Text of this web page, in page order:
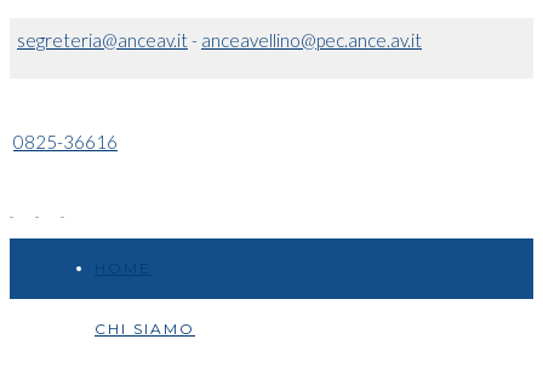
segreteria@anceav.it- anceavellino@pec.ance.av.it
0825-36616
CHI SIAMO